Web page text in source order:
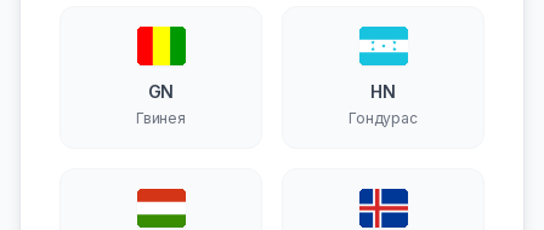
GN
Гвинея
HN
Гондурас